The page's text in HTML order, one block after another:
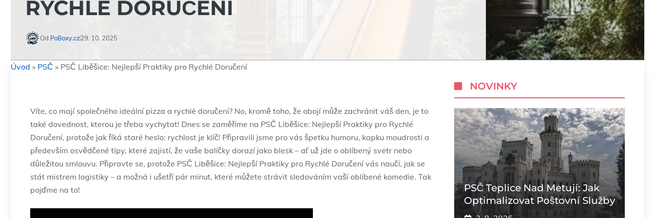
RYCHLÉ DORUČENÍ
Od PoBoxy.cz29. 10. 2025
Úvod » PSČ » PSČ Liběšice: Nejlepší Praktiky pro Rychlé Doručení
Víte, co mají společného ideální pizza a rychlé doručení? No, kromě toho, že obojí může zachránit váš den, je to
také dovednost, kterou je třeba vychytat! Dnes se zaměříme na PSČ Liběšice: Nejlepší Praktiky pro Rychlé
Doručení, protože jak říká staré heslo: rychlost je klíč! Připravili jsme pro vás špetku humoru, kapku moudrosti a
především osvědčené tipy, které zajistí, že vaše balíčky dorazí jako blesk – ať už jde o oblíbený svetr nebo
důležitou smlouvu. Připravte se, protože PSČ Liběšice: Nejlepší Praktiky pro Rychlé Doručení vás naučí, jak se
stát mistrem logistiky – a možná i ušetří pár minut, které můžete strávit sledováním vaší oblíbené komedie. Tak
pojďme na to!
NOVINKY
PSČ Teplice Nad Metují: Jak
Optimalizovat Poštovní Služby